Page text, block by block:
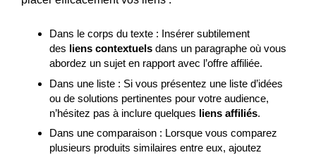
Dans le corps du texte : Insérer subtilement
des liens contextuels dans un paragraphe où vous
abordez un sujet en rapport avec l’offre affiliée.
Dans une liste : Si vous présentez une liste d’idées
ou de solutions pertinentes pour votre audience,
n’hésitez pas à inclure quelques liens affiliés.
Dans une comparaison : Lorsque vous comparez
plusieurs produits similaires entre eux, ajoutez